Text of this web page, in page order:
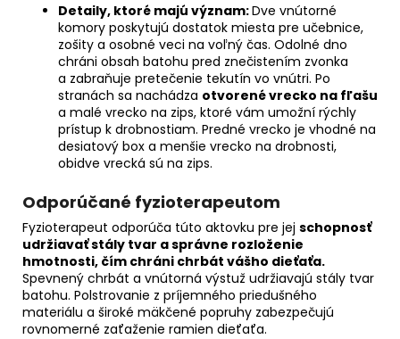
Detaily, ktoré majú význam:Dve vnútorné
komory poskytujú dostatok miesta pre učebnice,
zošity a osobné veci na voľný čas. Odolné dno
chráni obsah batohu pred znečistením zvonka
a zabraňuje pretečenie tekutín vo vnútri. Po
stranách sa nachádza otvorené vrecko na fľašu
a malé vrecko na zips, ktoré vám umožní rýchly
prístup k drobnostiam. Predné vrecko je vhodné na
desiatový box a menšie vrecko na drobnosti,
obidve vrecká sú na zips.
Odporúčané fyzioterapeutom
Fyzioterapeut odporúča túto aktovku pre jej schopnosť
udržiavať stály tvar a správne rozloženie
hmotnosti, čím chráni chrbát vášho dieťaťa.
Spevnený chrbát a vnútorná výstuž udržiavajú stály tvar
batohu. Polstrovanie z príjemného priedušného
materiálu a široké mäkčené popruhy zabezpečujú
rovnomerné zaťaženie ramien dieťaťa.